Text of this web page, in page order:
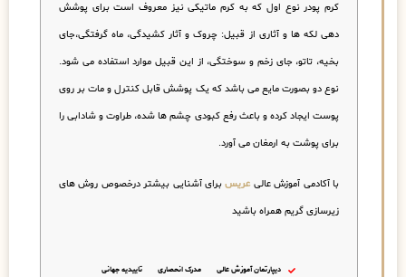
کرم پودر نوع اول که به کرم ماتیکی نیز معروف است برای پوشش
دهی لکه ها و آثاری از قبیل: چروک و آثار کشیدگی، ماه گرفتگی،جای
بخیه، تاتو، جای زخم و سوختگی، از این قبیل موارد استفاده می شود.
نوع دو بصورت مایع می باشد که یک پوشش قابل کنترل و مات بر روی
پوست ایجاد کرده و باعث رفع کبودی چشم ها شده، طراوت و شادابی را
برای پوشت به ارمغان می آورد.
با آکادمی آموزش عالی عریس برای آشنایی بیشتر درخصوص روش های
زیرسازی گریم همراه باشید
دیپارتمان آموزش عالی مدرک انحصاری تاییدیه جهانی